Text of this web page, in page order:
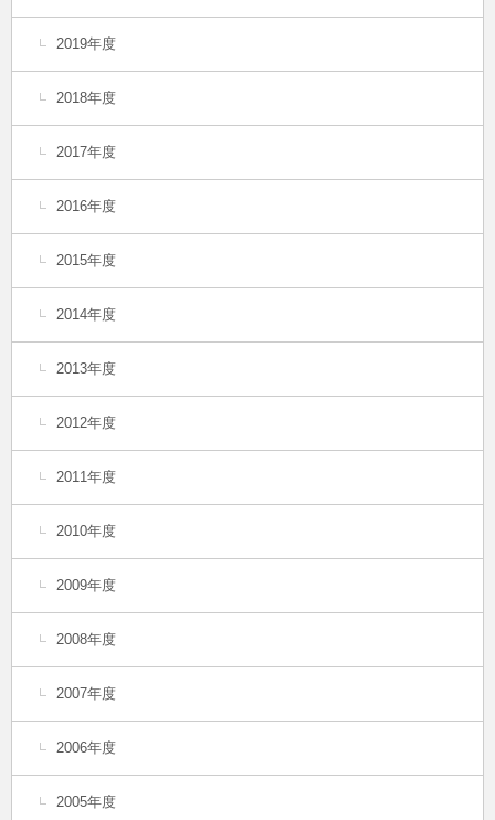
2019年度
2018年度
2017年度
2016年度
2015年度
2014年度
2013年度
2012年度
2011年度
2010年度
2009年度
2008年度
2007年度
2006年度
2005年度